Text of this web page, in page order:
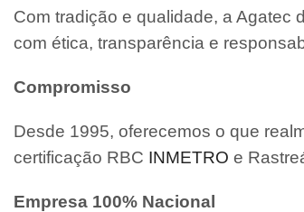
Com tradição e qualidade, a Agatec
com ética, transparência e
Compromisso
Desde 1995, oferecemos o que
certificação RBC INMETRO e
Empresa 100% Nacional